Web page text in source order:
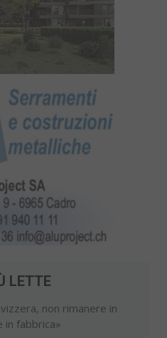
LETTE
non rimanere in
in fabbrica»